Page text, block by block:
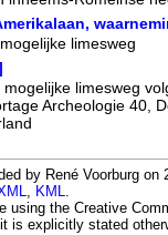
limesweg
limesweg
Archeologie 40,
by René Voorburg
, KML.
using the Creative
is explicitly stated